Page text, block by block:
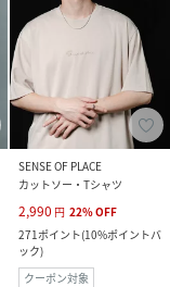
SENSE OF PLACE
カットソー・Tシャツ
2,990 円 22%OFF
271ポイント(10%ポイントバ
ック)
クーポン対象